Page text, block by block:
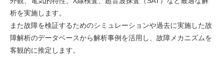
析を実施します。
また故障を検証するためのシミュレーションや過去に実施した故
障解析のデータベースから解析事例を活用し、故障メカニズムを
客観的に推定します。